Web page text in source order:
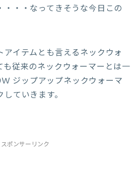
・・・なってきそうな今日この
イテムとも言えるネックウォ
も従来のネックウォーマーとは一
ジップアップネックウォーマ
ていきます。
スポンサーリンク